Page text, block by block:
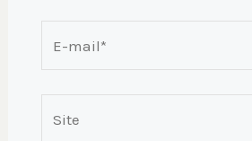
mail*